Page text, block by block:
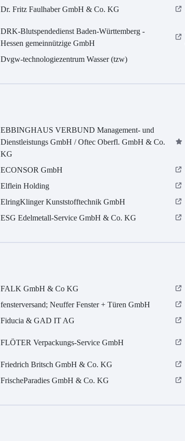
Dr. Fritz Faulhaber GmbH & Co. KG
DRK-Blutspendedienst Baden-Württemberg -
Hessen gemeinnützige GmbH
Dvgw-technologiezentrum Wasser (tzw)
EBBINGHAUS VERBUND Management- und
Dienstleistungs GmbH / Oftec Oberfl. GmbH & Co.
KG
ECONSOR GmbH
Elflein Holding
ElringKlinger Kunststofftechnik GmbH
ESG Edelmetall-Service GmbH & Co. KG
FALK GmbH & Co KG
fensterversand; Neuffer Fenster + Türen GmbH
Fiducia & GAD IT AG
FLÖTER Verpackungs-Service GmbH
Friedrich Britsch GmbH & Co. KG
FrischeParadies GmbH & Co. KG